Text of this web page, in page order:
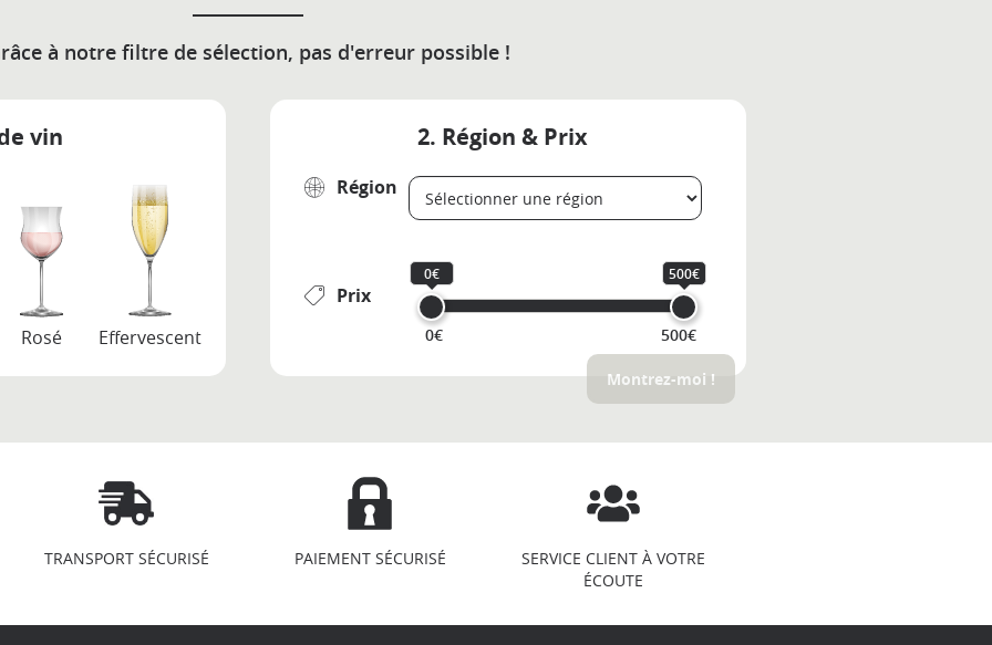
à notre filtre de sélection, pas d'erreur possible !
vin
Rosé Effervescent
2. Région & Prix
Région
Prix
0€ 500€
0€ 500€
Montrez-moi !
TRANSPORT SÉCURISÉ PAIEMENT SÉCURISÉ
SERVICE CLIENT À VOTRE
ÉCOUTE